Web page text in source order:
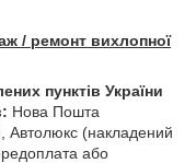
/ ремонт вихлопної
пунктів України
Нова Пошта
Автолюкс (накладений
або